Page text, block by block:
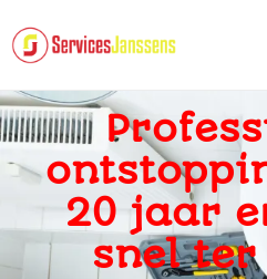
20 jaar
snel